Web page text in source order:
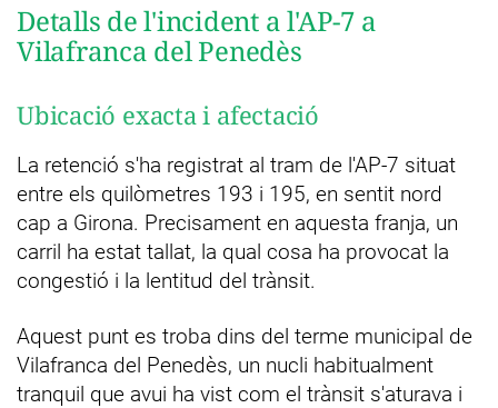
Detalls de l'incident a l'AP-7 a
Vilafranca del Penedès
Ubicació exacta i afectació
La retenció s'ha registrat al tram de l'AP-7 situat
entre els quilòmetres 193 i 195, en sentit nord
cap a Girona. Precisament en aquesta franja, un
carril ha estat tallat, la qual cosa ha provocat la
congestió i la lentitud del trànsit.
Aquest punt es troba dins del terme municipal de
Vilafranca del Penedès, un nucli habitualment
tranquil que avui ha vist com el trànsit s'aturava i